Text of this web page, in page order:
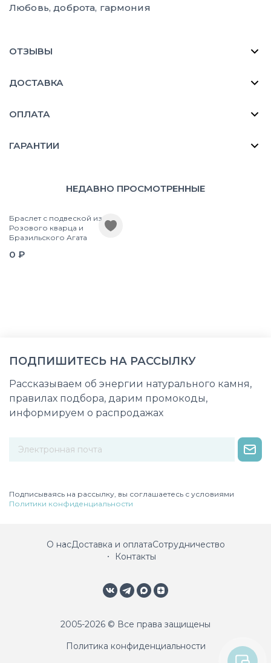
Любовь, доброта, гармония
ОТЗЫВЫ
ДОСТАВКА
ОПЛАТА
ГАРАНТИИ
НЕДАВНО ПРОСМОТРЕННЫЕ
Браслет с подвеской из
Розового кварца и
Бразильского Агата
0 ₽
ПОДПИШИТЕСЬ НА РАССЫЛКУ
Рассказываем об энергии натурального камня,
правилах подбора, дарим промокоды,
информируем о распродажах
Подписываясь на рассылку, вы соглашаетесь с условиями
Политики конфиденциальности
О насДоставка и оплатаСотрудничество
Контакты
2005-2026 © Все права защищены
Политика конфиденциальности